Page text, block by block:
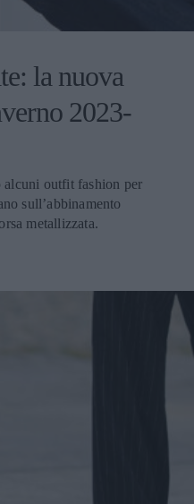
la nuova
2023-
alcuni outfit fashion per
sull’abbinamento
metallizzata.